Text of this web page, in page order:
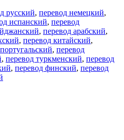
русский, перевод немецкий,
испанский, перевод
, перевод арабский,
, перевод китайский,
, перевод
, перевод туркменский, перевод
, перевод финский, перевод